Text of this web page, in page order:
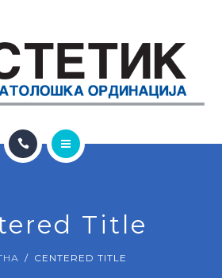
Title
CENTERED TITLE